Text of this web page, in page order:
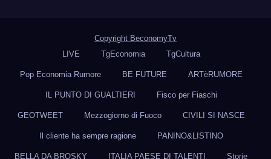
Copyright BeconomyTv
LIVE
TgEconomia TgCultura
Pop Economia Rumore BE FUTURE ARTèRUMORE
IL PUNTO DI GUALTIERI Fisco per Fiaschi
GEOTWEET Mezzogiorno di Fuoco CIVILI SI NASCE
Il cliente ha sempre ragione PANINO&LISTINO
BELLA DA BROSKY ITALIA PAESE DI TALENTI Storie